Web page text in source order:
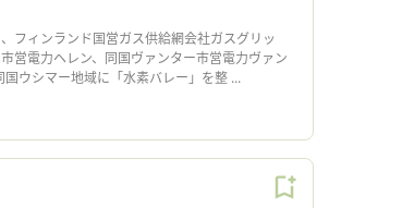
フィンランド国営ガス供給網会社ガスグリッ
営電力ヘレン、同国ヴァンター市営電力ヴァン
ウシマー地域に「水素バレー」を整 ...